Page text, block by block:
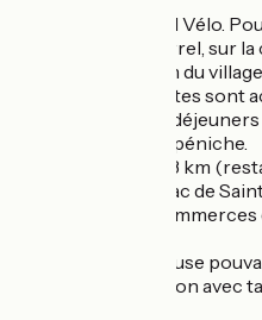
Labellisée Accueil Vélo.
à l'écluse d'Emborrel, sur
A seulement 1.5km du
vélo, et certains sites sont
même des petits-
Parking devant la péniche.
Port-Lauragais à 3 km
le samedi matin), lac de
min, et tous les
Péniche chaleureuse
descendent au salon